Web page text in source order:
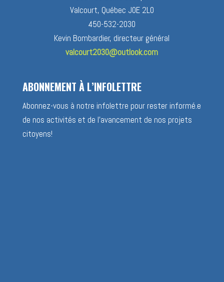
Valcourt, Québec J0E 2L0
450-532-2030
Kevin Bombardier, directeur général
valcourt2030@outlook.com
ABONNEMENT À L’INFOLETTRE
Abonnez-vous à notre infolettre pour rester informé.e
de nos activités et de l’avancement de nos projets
citoyens!